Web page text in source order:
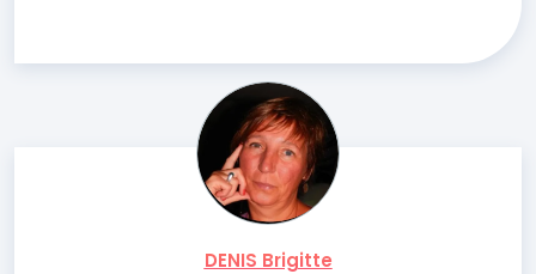
DENIS Brigitte